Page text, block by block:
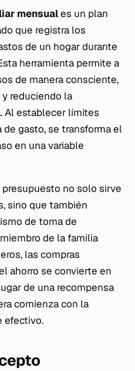
mensuales un plan
que registra los
de un hogar durante
herramienta permite a
de manera consciente,
reduciendo la
Al establecer límites
de gasto, se transforma el
en una variable
no solo sirve
sino que también
de toma de
de la familia
las compras
ahorro se convierte en
de una recompensa
comienza con la
efectivo.